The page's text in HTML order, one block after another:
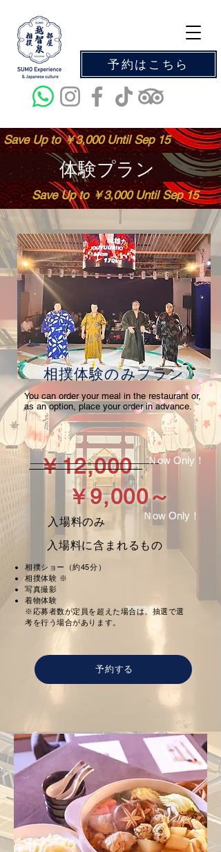
予約はこちら
Save Up to ￥3,000 Until Sep 15
体験プラン
Save Up to ￥3,000 Until Sep 15
￥12,000
￥9,000～
入場料のみ
入場料に含まれるもの
期間限定
相撲ショー（約45分）
相撲体験 ※
写真撮影
着物体験
※応募者数が定員を超えた場合は、抽選で選
考を行う場合があります。
予約する
Ｎow Only！
相撲体験のみプラン
You can order your meal in the restaurant or,
as an option, place your order in advance.
Ｎow Only！